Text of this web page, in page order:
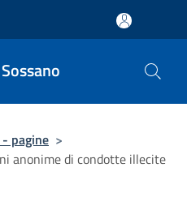
pagine >
anonime di condotte illecite